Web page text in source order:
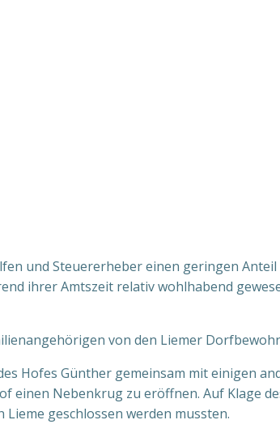
und Steuererheber einen geringen
ihrer Amtszeit relativ wohlhabend
von den Liemer
Hofes Günther gemeinsam mit einigen
einen Nebenkrug zu eröffnen. Auf Klage
Lieme geschlossen werden mussten.